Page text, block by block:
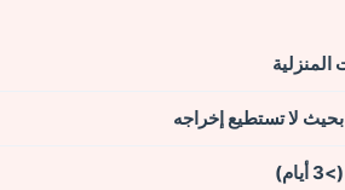
بحيث لا تستطيع إخراجه